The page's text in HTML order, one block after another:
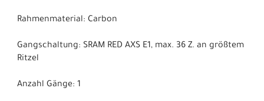
Rahmenmaterial: Carbon
Gangschaltung: SRAM RED AXS E1, max. 36 Z. an größtem
Ritzel
Anzahl Gänge: 1